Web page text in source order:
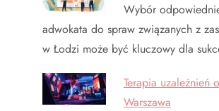
Wybór
adwokata do spraw związanych z
w Łodzi może być kluczowy dla
Terapia uzależnień
Warszawa